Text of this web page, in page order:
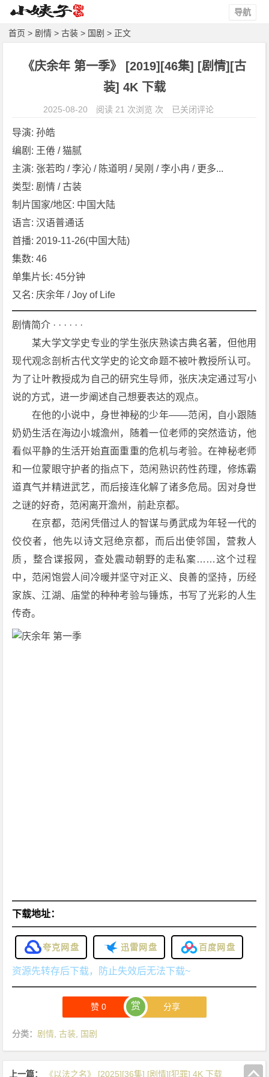
导航
首页 > 剧情 >古装 > 国剧 > 正文
《庆余年 第一季》 [2019][46集] [剧情][古
装] 4K 下载
2025-08-20 阅读 21 次浏览 次
《庆
一
装]
4
K
下
已关闭评论
导演: 孙皓
编剧: 王倦 / 猫腻
主演: 张若昀 / 李沁 / 陈道明 / 吴刚 / 李小冉 / 更多...
类型: 剧情 / 古装
制片国家/地区: 中国大陆
语言: 汉语普通话
首播: 2019-11-26(中国大陆)
集数: 46
单集片长: 45分钟
又名: 庆余年 / Joy of Life
剧情简介 · · · · · ·
某大学文学史专业的学生张庆熟读古典名著，但他用
现代观念剖析古代文学史的论文命题不被叶教授所认可。
为了让叶教授成为自己的研究生导师，张庆决定通过写小
说的方式，进一步阐述自己想要表达的观点。
在他的小说中，身世神秘的少年——范闲，自小跟随
奶奶生活在海边小城澹州，随着一位老师的突然造访，他
看似平静的生活开始直面重重的危机与考验。在神秘老师
和一位蒙眼守护者的指点下，范闲熟识药性药理，修炼霸
道真气并精进武艺，而后接连化解了诸多危局。因对身世
之谜的好奇，范闲离开澹州，前赴京都。
在京都，范闲凭借过人的智谋与勇武成为年轻一代的
佼佼者，他先以诗文冠绝京都，而后出使邻国，营救人
质，整合谍报网，查处震动朝野的走私案……这个过程
中，范闲饱尝人间冷暖并坚守对正义、良善的坚持，历经
家族、江湖、庙堂的种种考验与锤炼，书写了光彩的人生
传奇。
下载地址：
夸克网盘 迅雷网盘 百度网盘
资源先转存后下载，防止失效后无法下载~
赞0 赏 分享
分类： 剧情 ,古装 国剧
上一篇： 《以法之名》 [2025][36集] [剧情][犯罪] 4K 下载